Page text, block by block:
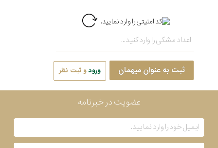
ثبت به عنوان میهمان ورودو ثبت نظر
عضویت در خبرنامه